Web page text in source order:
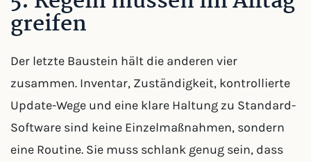
greifen
Der letzte Baustein hält die anderen vier
zusammen. Inventar, Zuständigkeit, kontrollierte
Update-Wege und eine klare Haltung zu Standard-
Software sind keine Einzelmaßnahmen, sondern
eine Routine. Sie muss schlank genug sein, dass